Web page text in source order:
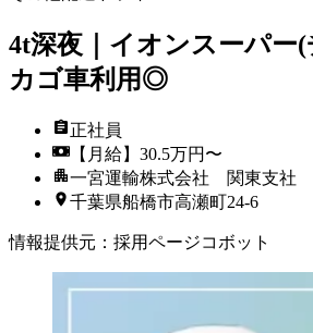
4t深夜｜イオンスーパー(
カゴ車利用◎
正社員
【月給】30.5万円〜
一宮運輸株式会社 関東支社
千葉県船橋市高瀬町24-6
情報提供元 ： 採用ページコボット